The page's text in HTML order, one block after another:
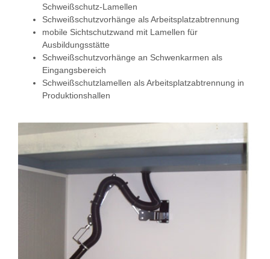
Schweißschutz-Lamellen
Schweißschutzvorhänge als Arbeitsplatzabtrennung
mobile Sichtschutzwand mit Lamellen für
Ausbildungsstätte
Schweißschutzvorhänge an Schwenkarmen als
Eingangsbereich
Schweißschutzlamellen als Arbeitsplatzabtrennung in
Produktionshallen